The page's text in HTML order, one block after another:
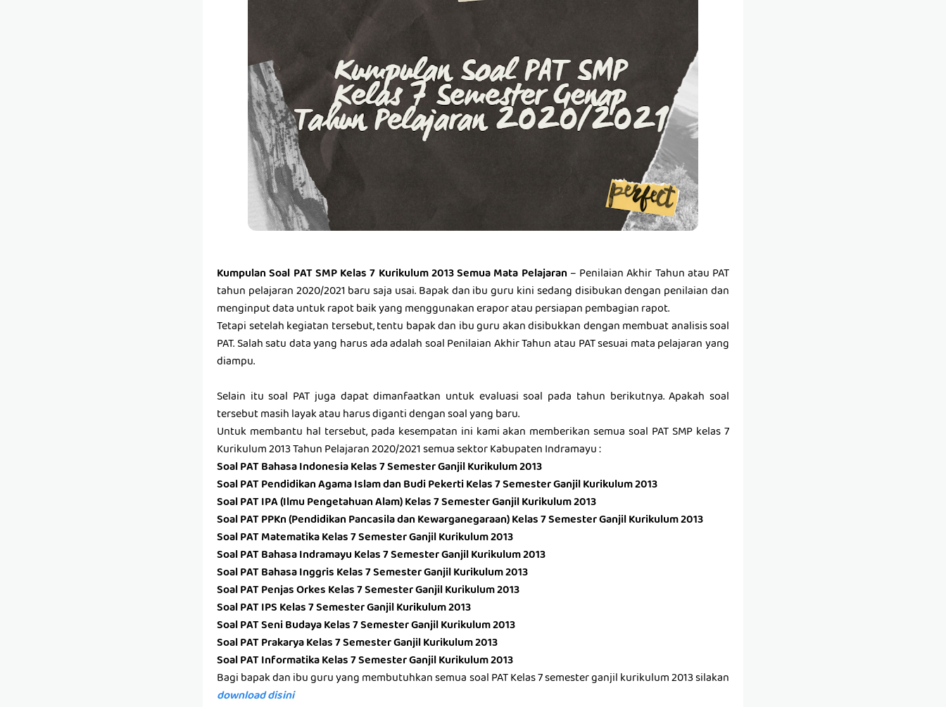
Kumpulan Soal PAT SMP Kelas 7 Kurikulum 2013 Semua Mata Pelajaran – Penilaian Akhir Tahun atau PAT
tahun pelajaran 2020/2021 baru saja usai. Bapak dan ibu guru kini sedang disibukan dengan penilaian dan
menginput data untuk rapot baik yang menggunakan erapor atau persiapan pembagian rapot.
Tetapi setelah kegiatan tersebut, tentu bapak dan ibu guru akan disibukkan dengan membuat analisis soal
PAT. Salah satu data yang harus ada adalah soal Penilaian Akhir Tahun atau PAT sesuai mata pelajaran yang
diampu.
Selain itu soal PAT juga dapat dimanfaatkan untuk evaluasi soal pada tahun berikutnya. Apakah soal
tersebut masih layak atau harus diganti dengan soal yang baru.
Untuk membantu hal tersebut, pada kesempatan ini kami akan memberikan semua soal PAT SMP kelas 7
Kurikulum 2013 Tahun Pelajaran 2020/2021 semua sektor Kabupaten Indramayu :
Soal PAT Bahasa Indonesia Kelas 7 Semester Ganjil Kurikulum 2013
Soal PAT Pendidikan Agama Islam dan Budi Pekerti Kelas 7 Semester Ganjil Kurikulum 2013
Soal PAT IPA (Ilmu Pengetahuan Alam) Kelas 7 Semester Ganjil Kurikulum 2013
Soal PAT PPKn (Pendidikan Pancasila dan Kewarganegaraan) Kelas 7 Semester Ganjil Kurikulum 2013
Soal PAT Matematika Kelas 7 Semester Ganjil Kurikulum 2013
Soal PAT Bahasa Indramayu Kelas 7 Semester Ganjil Kurikulum 2013
Soal PAT Bahasa Inggris Kelas 7 Semester Ganjil Kurikulum 2013
Soal PAT Penjas Orkes Kelas 7 Semester Ganjil Kurikulum 2013
Soal PAT IPS Kelas 7 Semester Ganjil Kurikulum 2013
Soal PAT Seni Budaya Kelas 7 Semester Ganjil Kurikulum 2013
Soal PAT Prakarya Kelas 7 Semester Ganjil Kurikulum 2013
Soal PAT Informatika Kelas 7 Semester Ganjil Kurikulum 2013
Bagi bapak dan ibu guru yang membutuhkan semua soal PAT Kelas 7 semester ganjil kurikulum 2013 silakan
download disini